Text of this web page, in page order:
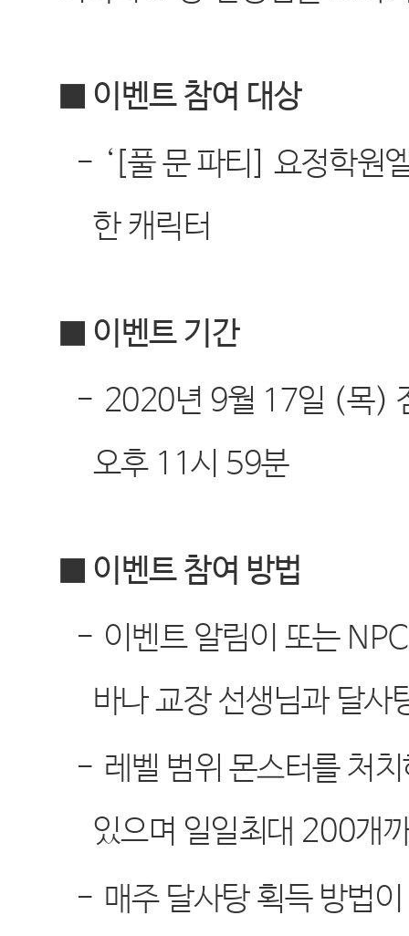
■ 이벤트 참여 대상
- ‘[ 풀 문 파티
요정학원
한 캐릭터
■ 이벤트 기간
- 2020년 9월 17일 (목)
오후11시 59분
■ 이벤트 참여 방법
- 이벤트 알림이 또는
바나 교장 선생님과 달사
- 레벨 범위 몬스터를 처
있으며 일일최대 200개
- 매주 달사탕 획득 방법